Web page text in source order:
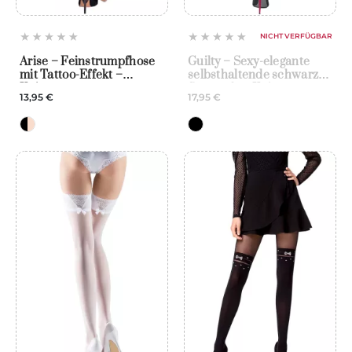
Arise – Feinstrumpfhose
mit Tattoo-Effekt –
13,95 €
NICHT VERFÜGBAR
Guilty – Sexy-elegante
selbsthaltende schwarze
17,95 €